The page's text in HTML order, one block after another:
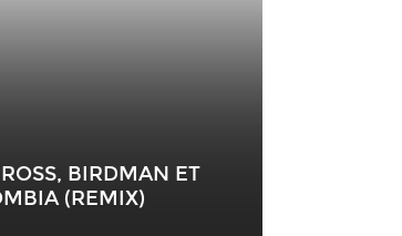
BIRDMAN ET
(REMIX)